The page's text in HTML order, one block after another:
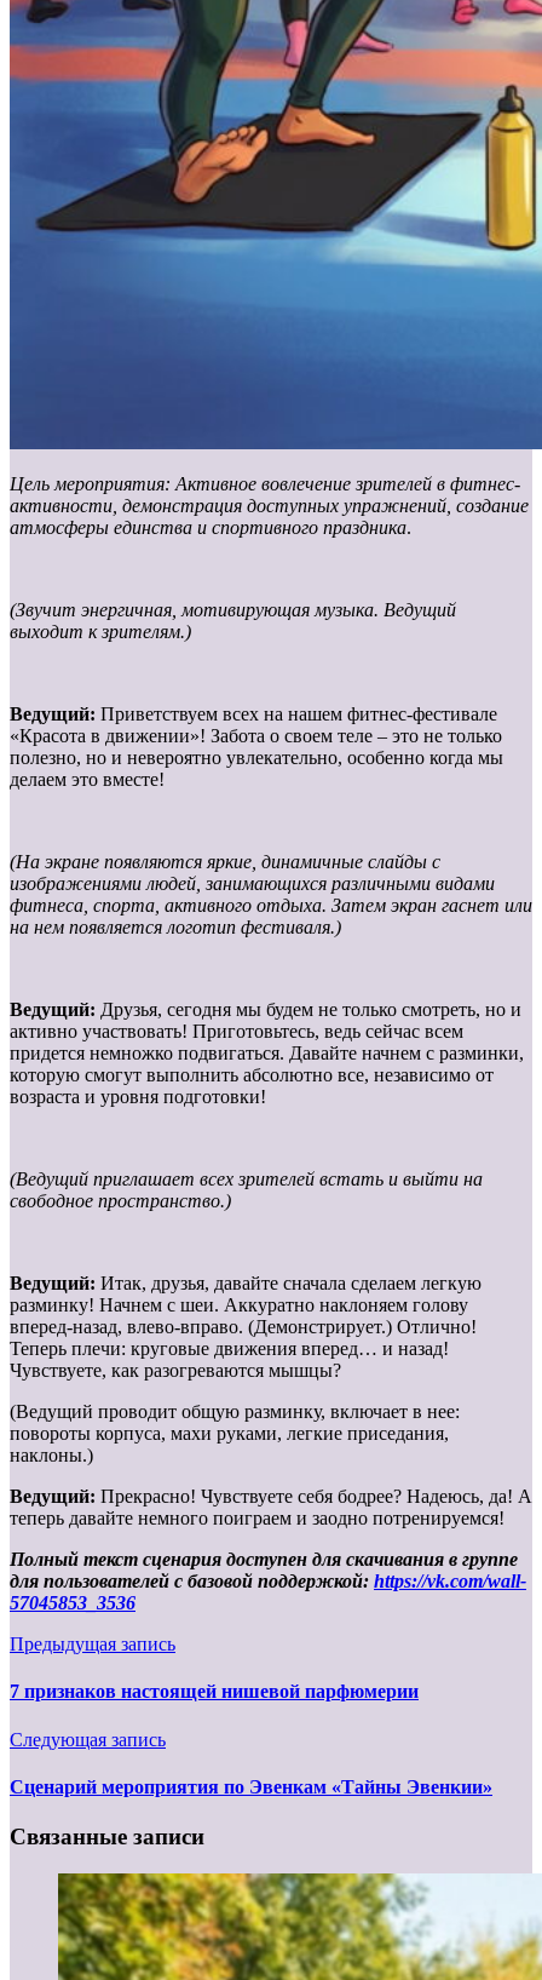
Цель мероприятия: Активное вовлечение зрителей в фитнес-
активности, демонстрация доступных упражнений, создание
атмосферы единства и спортивного праздника.
(Звучит энергичная, мотивирующая музыка. Ведущий
выходит к зрителям.)
Ведущий: Приветствуем всех на нашем фитнес-фестивале
«Красота в движении»! Забота о своем теле – это не только
полезно, но и невероятно увлекательно, особенно когда мы
делаем это вместе!
(На экране появляются яркие, динамичные слайды с
изображениями людей, занимающихся различными видами
фитнеса, спорта, активного отдыха. Затем экран гаснет или
на нем появляется логотип фестиваля.)
Ведущий: Друзья, сегодня мы будем не только смотреть, но и
активно участвовать! Приготовьтесь, ведь сейчас всем
придется немножко подвигаться. Давайте начнем с разминки,
которую смогут выполнить абсолютно все, независимо от
возраста и уровня подготовки!
(Ведущий приглашает всех зрителей встать и выйти на
свободное пространство.)
Ведущий: Итак, друзья, давайте сначала сделаем легкую
разминку! Начнем с шеи. Аккуратно наклоняем голову
вперед-назад, влево-вправо. (Демонстрирует.) Отлично!
Теперь плечи: круговые движения вперед… и назад!
Чувствуете, как разогреваются мышцы?
(Ведущий проводит общую разминку, включает в нее:
повороты корпуса, махи руками, легкие приседания,
наклоны.)
Ведущий: Прекрасно! Чувствуете себя бодрее? Надеюсь, да! А
теперь давайте немного поиграем и заодно потренируемся!
Полный текст сценария доступен для скачивания в группе
для пользователей с базовой поддержкой: https://vk.com/wall-
57045853_3536
Предыдущая запись
7 признаков настоящей нишевой парфюмерии
Следующая запись
Сценарий мероприятия по Эвенкам «Тайны Эвенкии»
Связанные записи